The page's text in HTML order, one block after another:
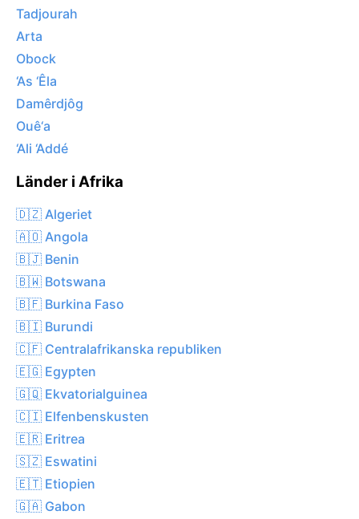
Tadjourah
Arta
Obock
‘As ‘Êla
Damêrdjôg
Ouê‘a
‘Ali ‘Addé
Länder i Afrika
🇩🇿 Algeriet
🇦🇴 Angola
🇧🇯 Benin
🇧🇼 Botswana
🇧🇫 Burkina Faso
🇧🇮 Burundi
🇨🇫 Centralafrikanska republiken
🇪🇬 Egypten
🇬🇶 Ekvatorialguinea
🇨🇮 Elfenbenskusten
🇪🇷 Eritrea
🇸🇿 Eswatini
🇪🇹 Etiopien
🇬🇦 Gabon